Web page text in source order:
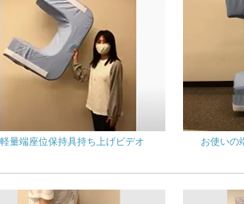
量端座位保持具持ち上げビデオ お使いの